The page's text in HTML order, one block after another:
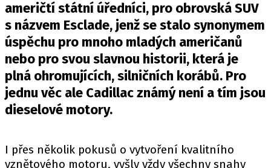
OSTATNÍ
TISKOVKY
ROZHOVORY
DAKAR
Z DOMOVA
PIT LANE
američtí státní úředníci, pro obrovská SUV
s názvem Esclade, jenž se stalo synonymem
úspěchu pro mnoho mladých američanů
nebo pro svou slavnou historii, která je
plná ohromujících, silničních korábů. Pro
jednu věc ale Cadillac známý není a tím jsou
dieselové motory.
I přes několik pokusů o vytvoření kvalitního
vznětového motoru, vyšly vždy všechny snahy